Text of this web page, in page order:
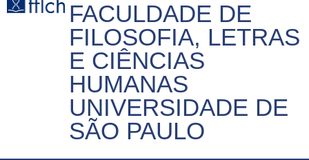
FACULDADE DE
FILOSOFIA, LETRAS
E CIÊNCIAS
HUMANAS
UNIVERSIDADE DE
SÃO PAULO